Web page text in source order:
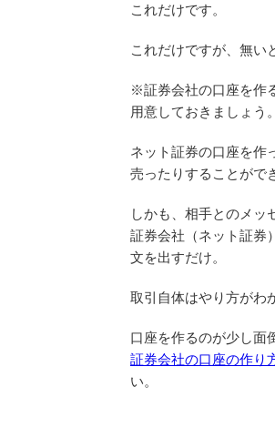
これだけです。
これだけですが、無い
※証券会社の口座を作
用意しておきましょう。
ネット証券の口座を作
売ったりすることがで
しかも、相手とのメッ
証券会社（ネット証券
文を出すだけ。
取引自体はやり方がわ
口座を作るのが少し面
証券会社の口座の作り
い。